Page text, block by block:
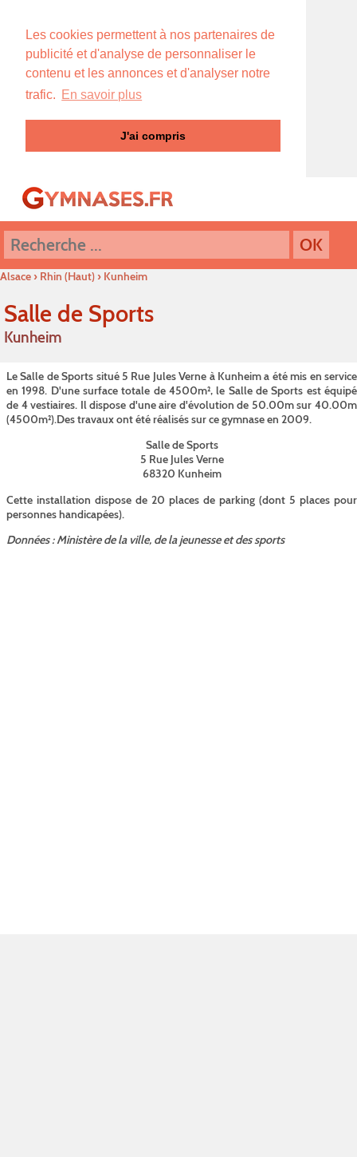
Les cookies permettent à nos partenaires de
publicité et d'analyse de personnaliser le
contenu et les annonces et d'analyser notre
trafic. En savoir plus
J'ai compris
Alsace› Rhin (Haut)› Kunheim
Salle de Sports
Kunheim
Le Salle de Sports situé 5 Rue Jules Verne à Kunheim a été mis en service
en 1998. D'une surface totale de 4500m², le Salle de Sports est équipé
de 4 vestiaires. Il dispose d'une aire d'évolution de 50.00m sur 40.00m
(4500m²).Des travaux ont été réalisés sur ce gymnase en 2009.
Salle de Sports
5 Rue Jules Verne
68320 Kunheim
Cette installation dispose de 20 places de parking (dont 5 places pour
personnes handicapées).
Données : Ministère de la ville, de la jeunesse et des sports